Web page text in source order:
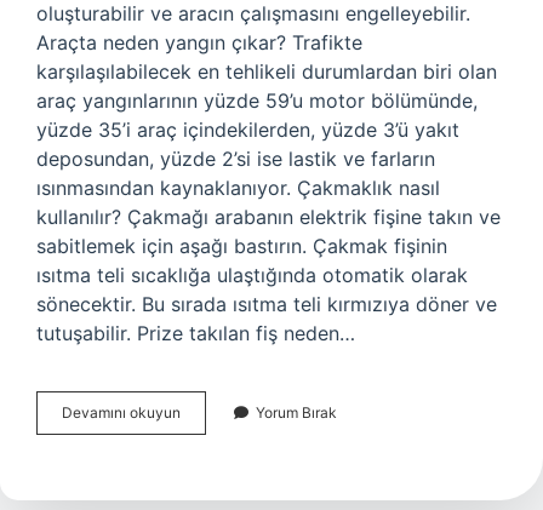
oluşturabilir ve aracın çalışmasını engelleyebilir.
Araçta neden yangın çıkar? Trafikte
karşılaşılabilecek en tehlikeli durumlardan biri olan
araç yangınlarının yüzde 59’u motor bölümünde,
yüzde 35’i araç içindekilerden, yüzde 3’ü yakıt
deposundan, yüzde 2’si ise lastik ve farların
ısınmasından kaynaklanıyor. Çakmaklık nasıl
kullanılır? Çakmağı arabanın elektrik fişine takın ve
sabitlemek için aşağı bastırın. Çakmak fişinin
ısıtma teli sıcaklığa ulaştığında otomatik olarak
sönecektir. Bu sırada ısıtma teli kırmızıya döner ve
tutuşabilir. Prize takılan fiş neden…
Devamını okuyun Çakmaklık
Yangın
Yorum Bırak